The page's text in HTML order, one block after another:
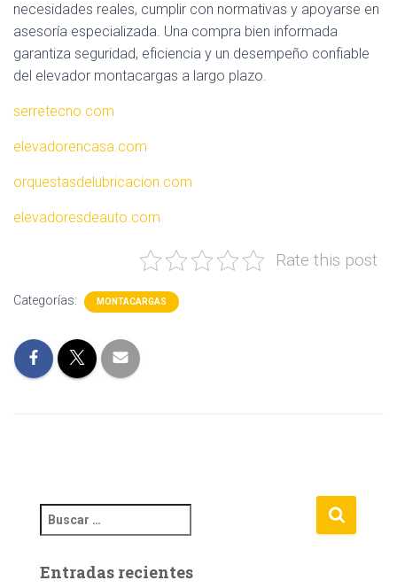
necesidades reales, cumplir con normativas y apoyarse en
asesoría especializada. Una compra bien informada
garantiza seguridad, eficiencia y un desempeño confiable
del elevador montacargas a largo plazo.
serretecno.com
elevadorencasa.com
orquestasdelubricacion.com
elevadoresdeauto.com
Rate this post
Categorías: MONTACARGAS
u
c
Entradas recientes